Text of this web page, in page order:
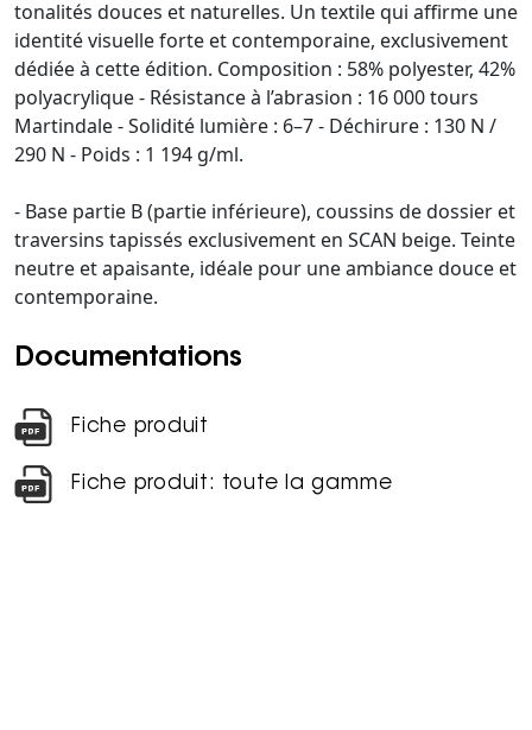
tonalités douces et naturelles. Un textile qui affirme une
identité visuelle forte et contemporaine, exclusivement
dédiée à cette édition. Composition : 58% polyester, 42%
polyacrylique - Résistance à l’abrasion : 16 000 tours
Martindale - Solidité lumière : 6–7 - Déchirure : 130 N /
290 N - Poids : 1 194 g/ml.
- Base partie B (partie inférieure), coussins de dossier et
traversins tapissés exclusivement en SCAN beige. Teinte
neutre et apaisante, idéale pour une ambiance douce et
contemporaine.
Documentations
Fiche produit
Fiche produit: toute la gamme